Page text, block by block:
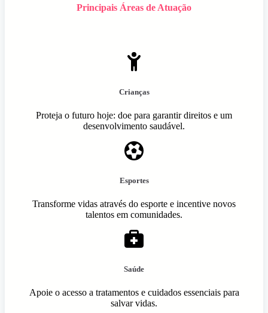
Principais Áreas de Atuação
Crianças
Proteja o futuro hoje: doe para garantir direitos e um
desenvolvimento saudável.
Esportes
Transforme vidas através do esporte e incentive novos
talentos em comunidades.
Saúde
Apoie o acesso a tratamentos e cuidados essenciais para
salvar vidas.